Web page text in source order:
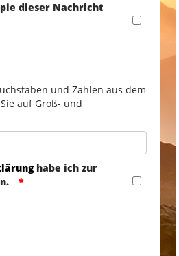
dieser Nachricht
und Zahlen aus dem
auf Groß- und
habe ich zur